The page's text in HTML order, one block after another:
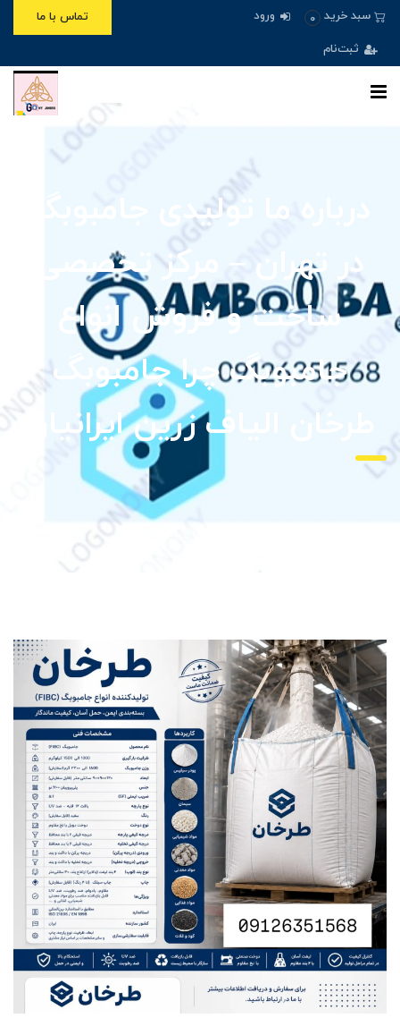
سبد خرید 0 ورود
ثبت‌نام
تماس با ما
درباره ما تولیدی جامبوبگ
در تهران – مرکز تخصصی
ساخت و فروش انواع
جامبوبگ چرا جامبوبگ
طرخان الیاف زرین ایرانیان